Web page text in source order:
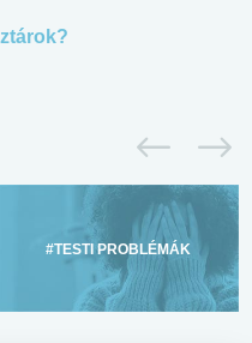
#TESTI PROBLÉMÁK